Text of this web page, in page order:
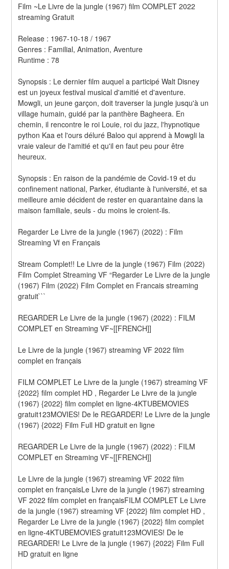
Film ~Le Livre de la jungle (1967) film COMPLET 2022
streaming Gratuit
Release : 1967-10-18 / 1967
Genres : Familial, Animation, Aventure
Runtime : 78
Synopsis : Le dernier film auquel a participé Walt Disney
est un joyeux festival musical d'amitié et d'aventure.
Mowgli, un jeune garçon, doit traverser la jungle jusqu'à un
village humain, guidé par la panthère Bagheera. En
chemin, il rencontre le roi Louie, roi du jazz, l'hypnotique
python Kaa et l'ours déluré Baloo qui apprend à Mowgli la
vraie valeur de l'amitié et qu'il en faut peu pour être
heureux.
Synopsis : En raison de la pandémie de Covid-19 et du
confinement national, Parker, étudiante à l'université, et sa
meilleure amie décident de rester en quarantaine dans la
maison familiale, seuls - du moins le croient-ils.
Regarder Le Livre de la jungle (1967) (2022) : Film
Streaming Vf en Français
Stream Complet!! Le Livre de la jungle (1967) Film (2022)
Film Complet Streaming VF “Regarder Le Livre de la jungle
(1967) Film (2022) Film Complet en Francais streaming
gratuit```
REGARDER Le Livre de la jungle (1967) (2022) : FILM
COMPLET en Streaming VF~[[FRENCH]]
Le Livre de la jungle (1967) streaming VF 2022 film
complet en français
FILM COMPLET Le Livre de la jungle (1967) streaming VF
{2022} film complet HD , Regarder Le Livre de la jungle
(1967) {2022} film complet en ligne-4KTUBEMOVIES
gratuit123MOVIES! De le REGARDER! Le Livre de la jungle
(1967) {2022} Film Full HD gratuit en ligne
REGARDER Le Livre de la jungle (1967) (2022) : FILM
COMPLET en Streaming VF~[[FRENCH]]
Le Livre de la jungle (1967) streaming VF 2022 film
complet en françaisLe Livre de la jungle (1967) streaming
VF 2022 film complet en françaisFILM COMPLET Le Livre
de la jungle (1967) streaming VF {2022} film complet HD ,
Regarder Le Livre de la jungle (1967) {2022} film complet
en ligne-4KTUBEMOVIES gratuit123MOVIES! De le
REGARDER! Le Livre de la jungle (1967) {2022} Film Full
HD gratuit en ligne